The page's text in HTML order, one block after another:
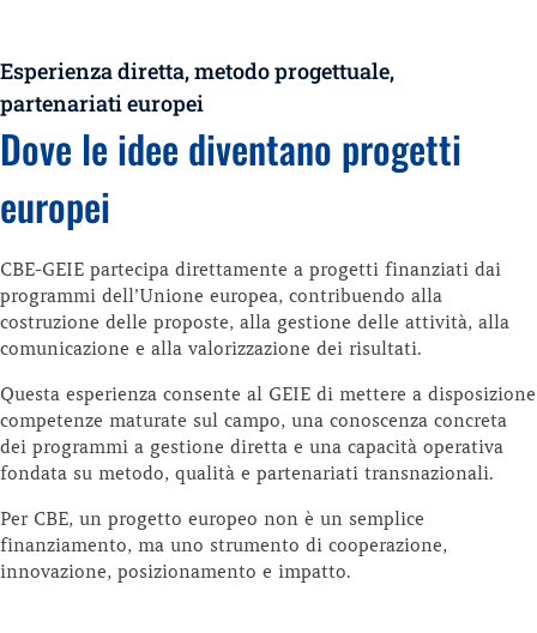
Esperienza diretta, metodo progettuale,
partenariati europei
Dove le idee diventano progetti
europei
CBE-GEIE partecipa direttamente a progetti finanziati dai
programmi dell’Unione europea, contribuendo alla
costruzione delle proposte, alla gestione delle attività, alla
comunicazione e alla valorizzazione dei risultati.
Questa esperienza consente al GEIE di mettere a disposizione
competenze maturate sul campo, una conoscenza concreta
dei programmi a gestione diretta e una capacità operativa
fondata su metodo, qualità e partenariati transnazionali.
Per CBE, un progetto europeo non è un semplice
finanziamento, ma uno strumento di cooperazione,
innovazione, posizionamento e impatto.